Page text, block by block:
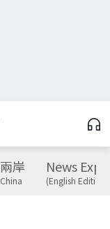
兩岸
China
News
(English Edition)